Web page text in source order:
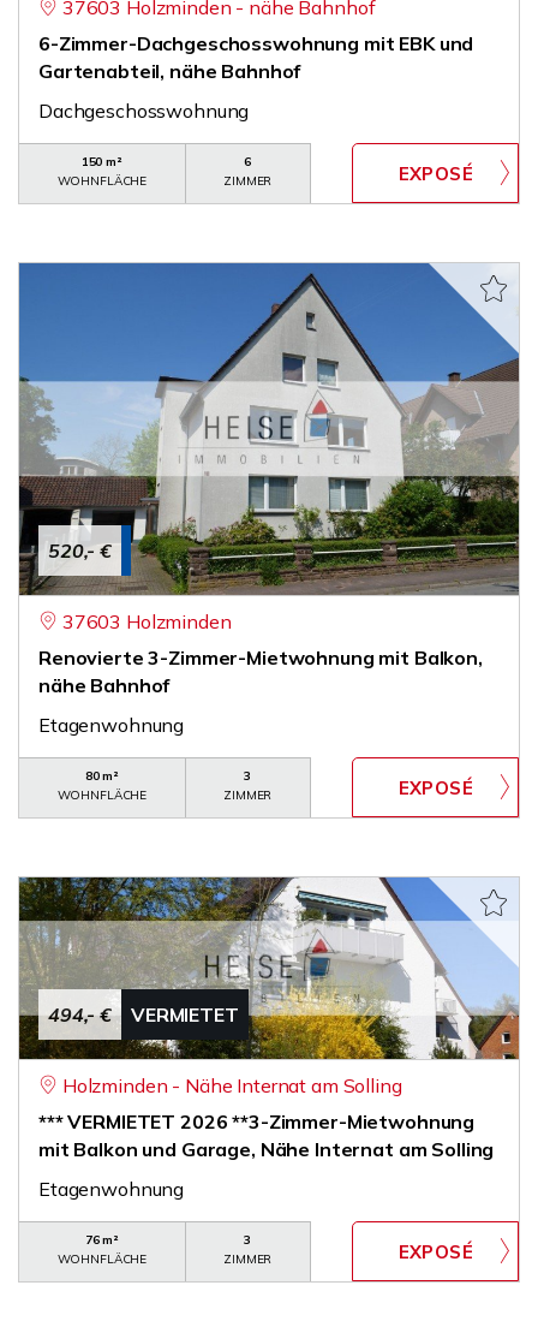
37603 Holzminden - nähe Bahnhof
6-Zimmer-Dachgeschosswohnung mit EBK und
Gartenabteil, nähe Bahnhof
Dachgeschosswohnung
150 m²
WOHNFLÄCHE
6
ZIMMER
520,- €
37603 Holzminden
Renovierte 3-Zimmer-Mietwohnung mit Balkon,
nähe Bahnhof
Etagenwohnung
80 m²
WOHNFLÄCHE
3
ZIMMER
494,- € VERMIETET
Holzminden - Nähe Internat am Solling
*** VERMIETET 2026 **3-Zimmer-Mietwohnung
mit Balkon und Garage, Nähe Internat am Solling
Etagenwohnung
76 m²
WOHNFLÄCHE
3
ZIMMER